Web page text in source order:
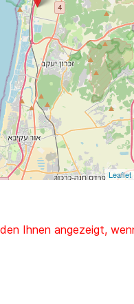
Leaflet
Ihnen angezeigt,